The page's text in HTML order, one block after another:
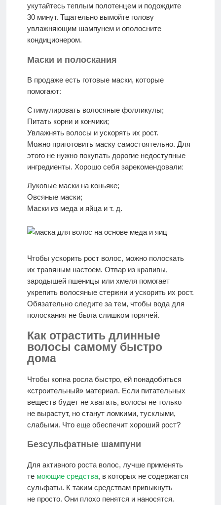
укутайтесь теплым полотенцем и подождите
30 минут. Тщательно вымойте голову
увлажняющим шампунем и ополосните
кондиционером.
Маски и полоскания
В продаже есть готовые маски, которые
помогают׃
Стимулировать волосяные фолликулы;
Питать корни и кончики;
Увлажнять волосы и ускорять их рост.
Можно приготовить маску самостоятельно. Для
этого не нужно покупать дорогие недоступные
ингредиенты. Хорошо себя зарекомендовали׃
Луковые маски на коньяке;
Овсяные маски;
Маски из меда и яйца и т. д.
Чтобы ускорить рост волос, можно полоскать
их травяным настоем. Отвар из крапивы,
зародышей пшеницы или хмеля помогает
укрепить волосяные стержни и ускорить их рост.
Обязательно следите за тем, чтобы вода для
полоскания не была слишком горячей.
Как отрастить длинные
волосы самому быстро
дома
Чтобы копна росла быстро, ей понадобиться
«строительный» материал. Если питательных
веществ будет не хватать, волосы не только
не вырастут, но станут ломкими, тусклыми,
слабыми. Что еще обеспечит хороший рост?
Безсульфатные шампуни
Для активного роста волос, лучше применять
те моющие средства, в которых не содержатся
сульфаты. К таким средствам привыкнуть
не просто. Они плохо пенятся и наносятся.